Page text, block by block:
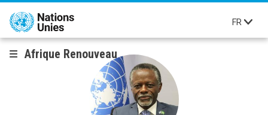
Aller au contenu principal
FR
Afrique Renouveau